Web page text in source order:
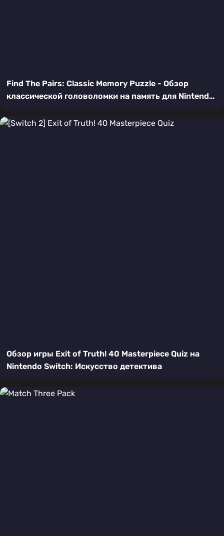
Find The Pairs: Classic Memory Puzzle - Обзор
классической головоломки на память для Nintendo
Обзор игры Exit of Truth! 40 Masterpiece Quiz на
Nintendo Switch: Искусство детектива